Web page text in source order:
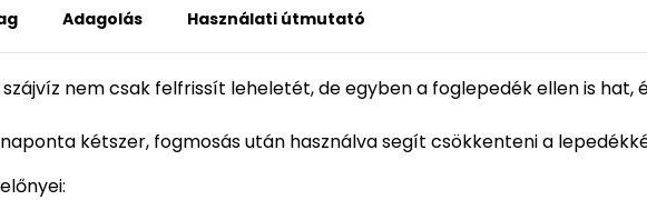
Adagolás Használati útmutató
szájvíz nem csak felfrissít leheletét, de egyben a foglepedék ellen is
naponta kétszer, fogmosás után használva segít csökkenteni a